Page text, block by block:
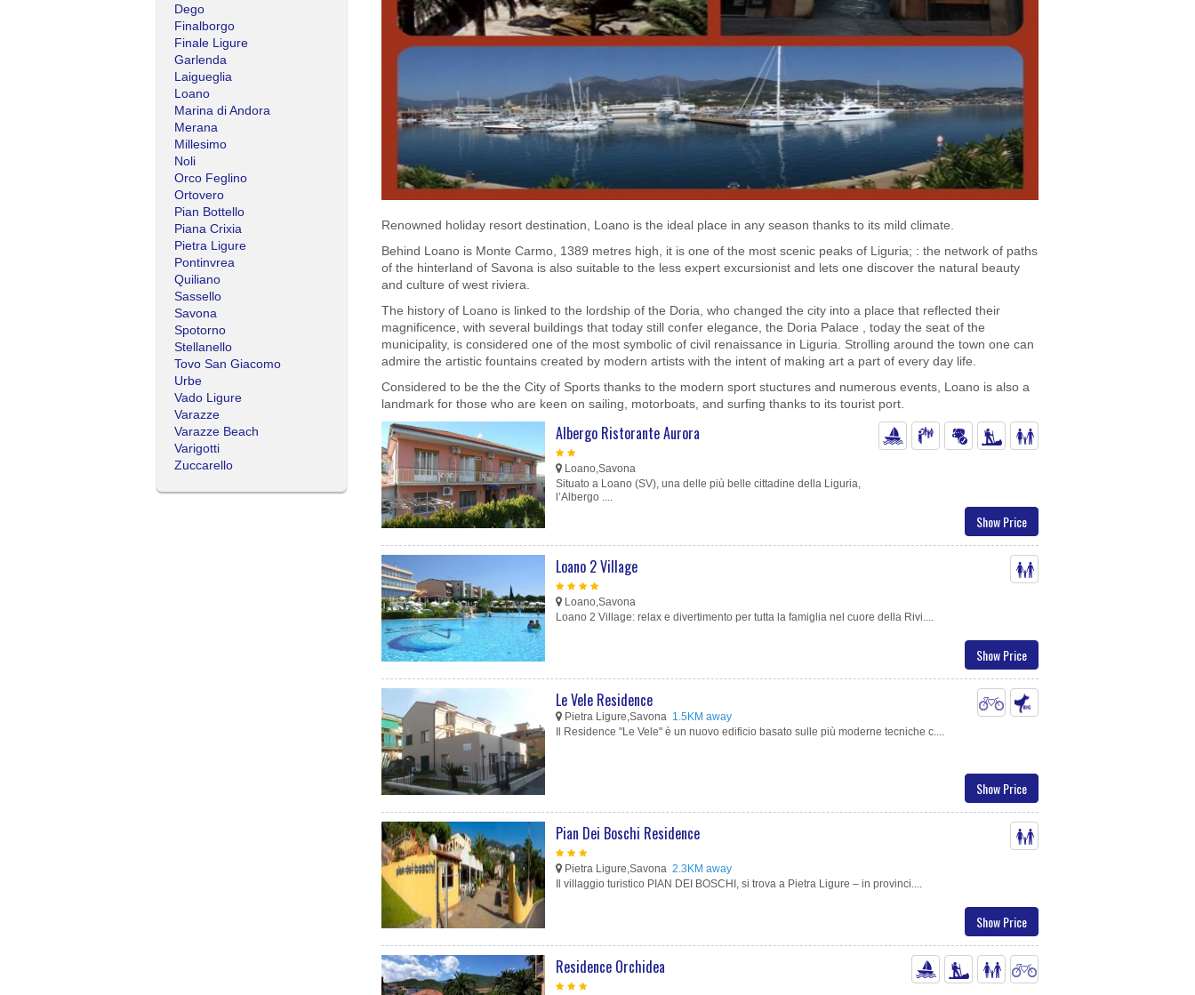
Dego
Finalborgo
Finale Ligure
Garlenda
Laigueglia
Loano
Marina di Andora
Merana
Millesimo
Noli
Orco Feglino
Ortovero
Pian Bottello
Piana Crixia
Pietra Ligure
Pontinvrea
Quiliano
Sassello
Savona
Spotorno
Stellanello
Tovo San Giacomo
Urbe
Vado Ligure
Varazze
Varazze Beach
Varigotti
Zuccarello
Renowned holiday resort destination, Loano is the ideal place in any season thanks to its mild climate.
Behind Loano is Monte Carmo, 1389 metres high, it is one of the most scenic peaks of Liguria; : the network of paths
of the hinterland of Savona is also suitable to the less expert excursionist and lets one discover the natural beauty
and culture of west riviera.
The history of Loano is linked to the lordship of the Doria, who changed the city into a place that reflected their
magnificence, with several buildings that today still confer elegance, the Doria Palace , today the seat of the
municipality, is considered one of the most symbolic of civil renaissance in Liguria. Strolling around the town one can
admire the artistic fountains created by modern artists with the intent of making art a part of every day life.
Considered to be the the City of Sports thanks to the modern sport stuctures and numerous events, Loano is also a
landmark for those who are keen on sailing, motorboats, and surfing thanks to its tourist port.
Show Price
Albergo Ristorante Aurora
Loano,Savona
Situato a Loano (SV), una delle più belle cittadine della Liguria,
l’Albergo ....
Show Price
Loano 2 Village
Loano,Savona
Loano 2 Village: relax e divertimento per tutta la famiglia nel cuore della Rivi....
Show Price
Le Vele Residence
Pietra Ligure,Savona 1.5KM away
Il Residence "Le Vele" è un nuovo edificio basato sulle più moderne tecniche c....
Show Price
Pian Dei Boschi Residence
Pietra Ligure,Savona 2.3KM away
Il villaggio turistico PIAN DEI BOSCHI, si trova a Pietra Ligure – in provinci....
Residence Orchidea